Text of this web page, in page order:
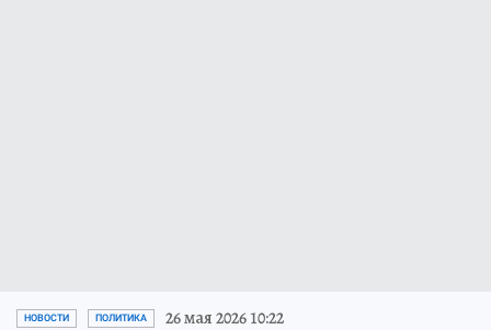
НОВОСТИ ПОЛИТИКА 26 мая 2026 10:22